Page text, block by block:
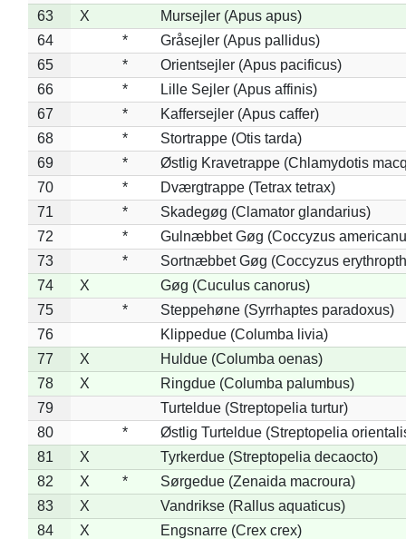
63
X
Mursejler (Apus apus)
64
*
Gråsejler (Apus pallidus)
65
*
Orientsejler (Apus pacificus)
66
*
Lille Sejler (Apus affinis)
67
*
Kaffersejler (Apus caffer)
68
*
Stortrappe (Otis tarda)
69
*
Østlig Kravetrappe (Chlamydotis
70
*
Dværgtrappe (Tetrax tetrax)
71
*
Skadegøg (Clamator glandarius)
72
*
Gulnæbbet Gøg (Coccyzus
73
*
Sortnæbbet Gøg (Coccyzus
74
X
Gøg (Cuculus canorus)
75
*
Steppehøne (Syrrhaptes paradoxus)
76
Klippedue (Columba livia)
77
X
Huldue (Columba oenas)
78
X
Ringdue (Columba palumbus)
79
Turteldue (Streptopelia turtur)
80
*
Østlig Turteldue (Streptopelia
81
X
Tyrkerdue (Streptopelia decaocto)
82
X *
Sørgedue (Zenaida macroura)
83
X
Vandrikse (Rallus aquaticus)
84
X
Engsnarre (Crex crex)